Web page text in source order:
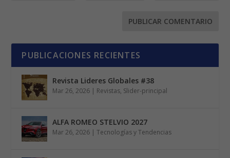
PUBLICACIONES RECIENTES
Revista Lideres Globales #38
Mar 26, 2026 | Revistas, Slider-principal
ALFA ROMEO STELVIO 2027
Mar 26, 2026 |Tecnologías y Tendencias